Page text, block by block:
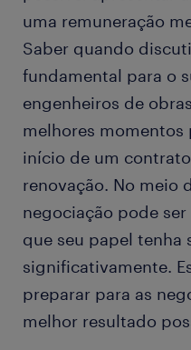
uma remuneração
Saber quando
fundamental para o
engenheiros de
melhores momentos
início de um
renovação. No meio
negociação pode
que seu papel tenha
significativamente.
preparar para as
melhor resultado